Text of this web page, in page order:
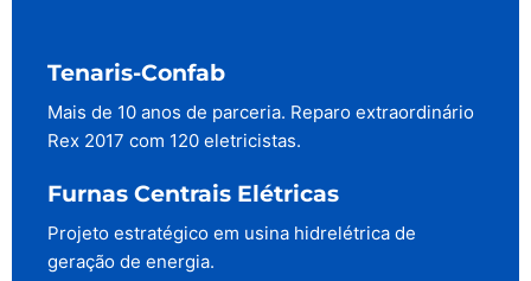
Tenaris-Confab
Mais de 10 anos de parceria. Reparo extraordinário
Rex 2017 com 120 eletricistas.
Furnas Centrais Elétricas
Projeto estratégico em usina hidrelétrica de
geração de energia.